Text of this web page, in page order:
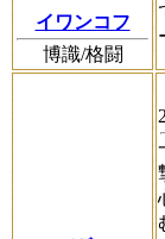
イワンコフ
博識/格闘